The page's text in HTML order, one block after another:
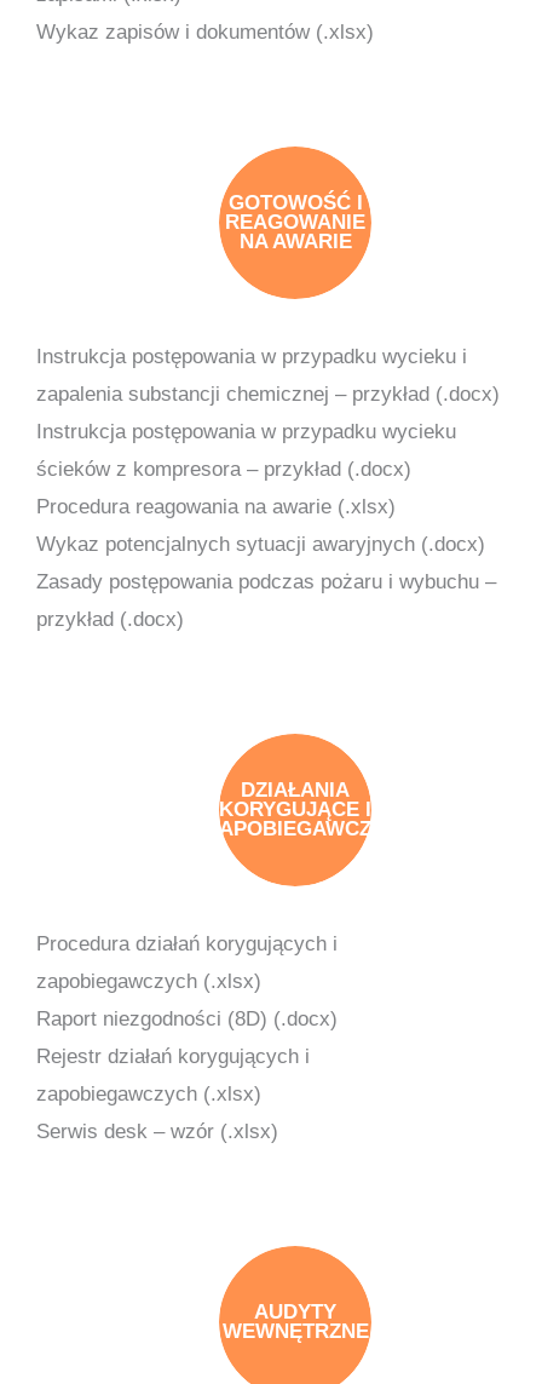
Wykaz zapisów i dokumentów (.xlsx)
GOTOWOŚĆ I
REAGOWANIE
NA AWARIE
Instrukcja postępowania w przypadku wycieku i
zapalenia substancji chemicznej – przykład (.docx)
Instrukcja postępowania w przypadku wycieku
ścieków z kompresora – przykład (.docx)
Procedura reagowania na awarie (.xlsx)
Wykaz potencjalnych sytuacji awaryjnych (.docx)
Zasady postępowania podczas pożaru i wybuchu –
przykład (.docx)
DZIAŁANIA
KORYGUJĄCE I
ZAPOBIEGAWCZE
Procedura działań korygujących i
zapobiegawczych (.xlsx)
Raport niezgodności (8D) (.docx)
Rejestr działań korygujących i
zapobiegawczych (.xlsx)
Serwis desk – wzór (.xlsx)
AUDYTY
WEWNĘTRZNE